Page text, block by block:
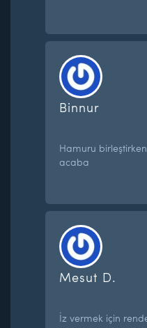
Binnur
Hamuru
acaba
Mesut D.
İz vermek için